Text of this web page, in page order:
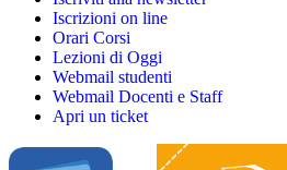
Iscrizioni on line
Orari Corsi
Lezioni di Oggi
Webmail studenti
Webmail Docenti e Staff
Apri un ticket